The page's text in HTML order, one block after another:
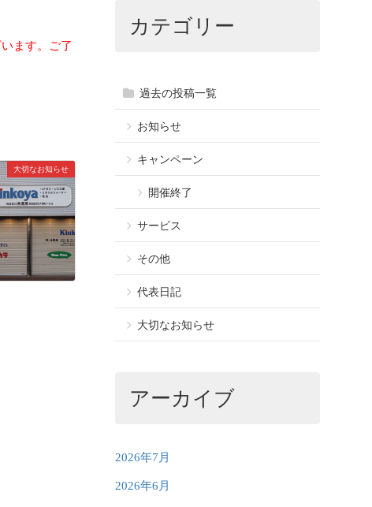
ます。ご了
大切なお知らせ
カテゴリー
過去の投稿一覧
お知らせ
キャンペーン
開催終了
サービス
その他
代表日記
大切なお知らせ
アーカイブ
2026年7月
2026年6月